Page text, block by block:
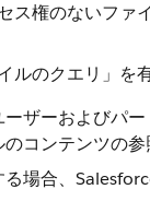
ス権のないファ
ルのクエリ」を
ザーおよびパ
コンテンツの参
場合、